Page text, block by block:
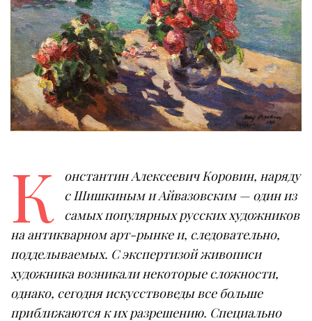
К
онстантин Алексеевич Коровин, наряду
с Шишкиным и Айвазовским — один из
самых популярных русских художников
на антикварном арт-рынке и, следовательно,
подделываемых. С экспертизой живописи
художника возникали некоторые сложности,
однако, сегодня искусствоведы все больше
приближаются к их разрешению. Специально